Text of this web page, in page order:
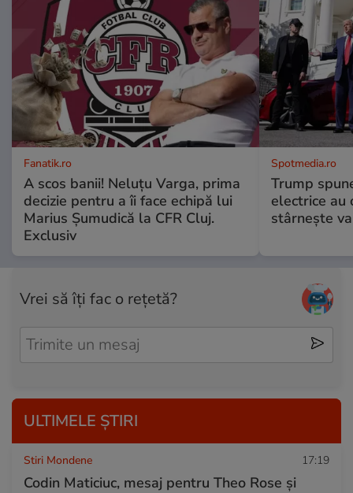
Fanatik.ro
A scos banii! Neluțu Varga, prima
decizie pentru a îi face echipă lui
Marius Șumudică la CFR Cluj.
Exclusiv
Spotmedia.ro
Trump
electrice au
stârnește
Vrei să îți fac o rețetă?
ULTIMELE ȘTIRI
Stiri Mondene 17:19
Codin Maticiuc, mesaj pentru Theo Rose și